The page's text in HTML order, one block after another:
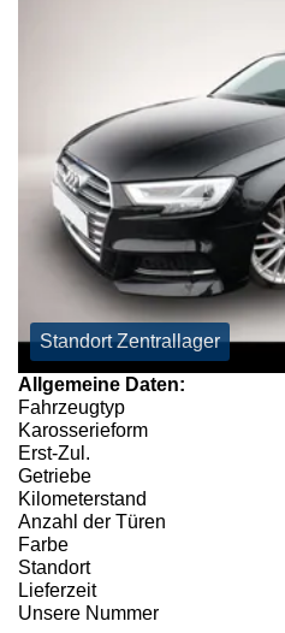
Standort Zentrallager
Allgemeine Daten:
Fahrzeugtyp
Karosserieform
Erst-Zul.
Getriebe
Kilometerstand
Anzahl der Türen
Farbe
Standort
Lieferzeit
Unsere Nummer